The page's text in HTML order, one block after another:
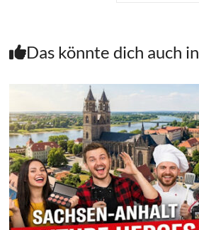
Das könnte dich auch